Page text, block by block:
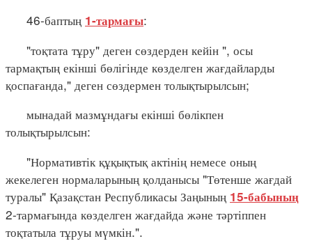
46-баптың 1-тармағы:
"тоқтата тұру" деген сөздерден кейін ", осы
тармақтың екінші бөлігінде көзделген жағдайларды
қоспағанда," деген сөздермен толықтырылсын;
мынадай мазмұндағы екінші бөлікпен
толықтырылсын:
"Нормативтік құқықтық актінің немесе оның
жекелеген нормаларының қолданысы "Төтенше жағдай
туралы" Қазақстан Республикасы Заңының 15-бабының
2-тармағында көзделген жағдайда және тәртіппен
тоқтатыла тұруы мүмкін.".